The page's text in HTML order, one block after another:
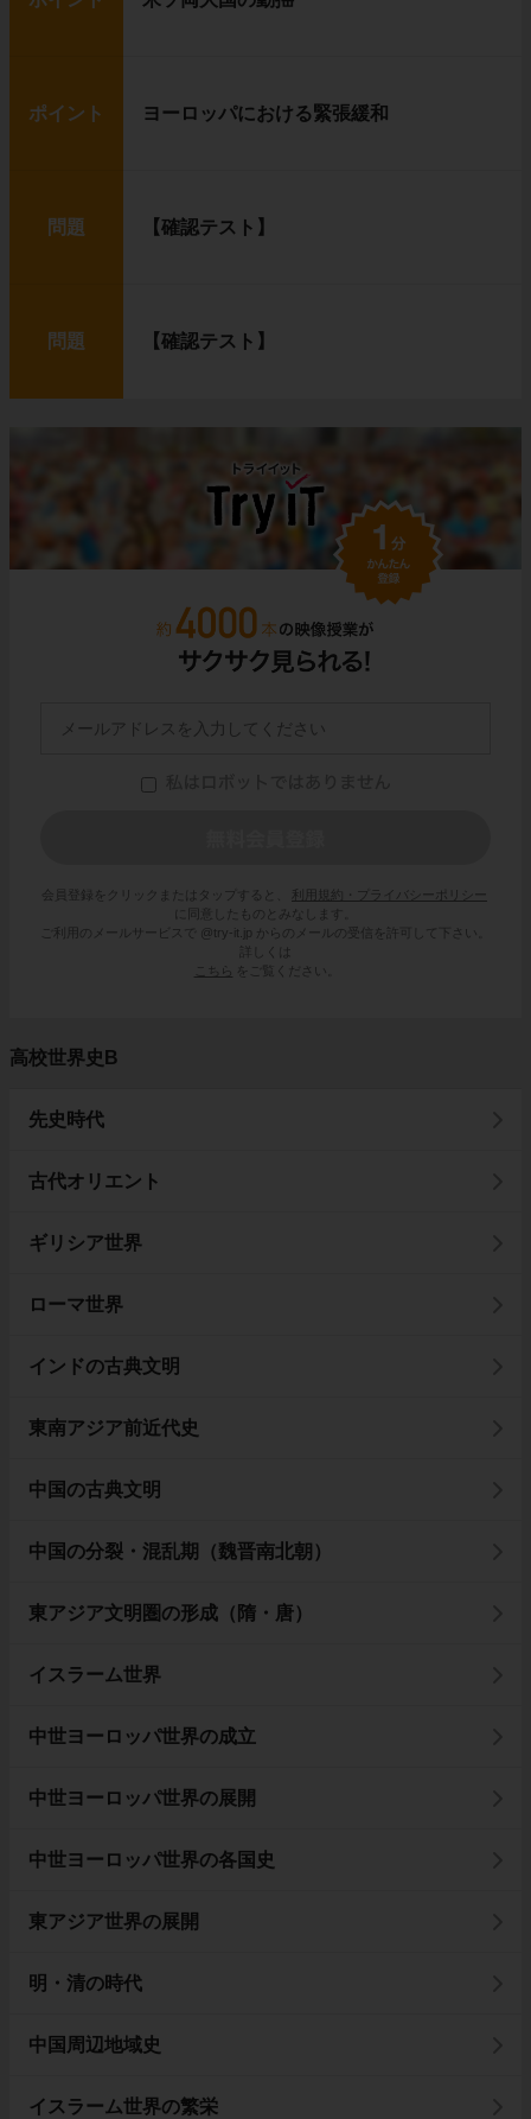
ポイント ヨーロッパにおける緊張緩和
問題 【確認テスト】
問題 【確認テスト】
会員登録をクリックまたはタップすると、
利用規約・プライバシーポリシー
に同意したものとみなします。
ご利用のメールサービスで @try-it.jp からのメールの受信を許可して下さい。
詳しくは
こちら
をご覧ください。
高校世界史B
先史時代
古代オリエント
ギリシア世界
ローマ世界
インドの古典文明
東南アジア前近代史
中国の古典文明
中国の分裂・混乱期（魏晋南北朝）
東アジア文明圏の形成（隋・唐）
イスラーム世界
中世ヨーロッパ世界の成立
中世ヨーロッパ世界の展開
中世ヨーロッパ世界の各国史
東アジア世界の展開
明・清の時代
中国周辺地域史
イスラーム世界の繁栄